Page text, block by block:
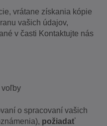
vrátane získania kópie
vašich údajov,
v časti Kontaktujte nás
o spracovaní vašich
požiadať